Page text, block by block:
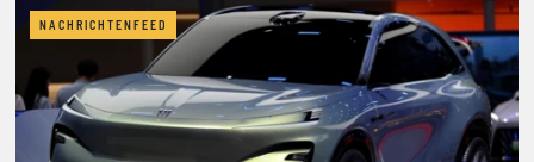
NACHRICHTENFEED